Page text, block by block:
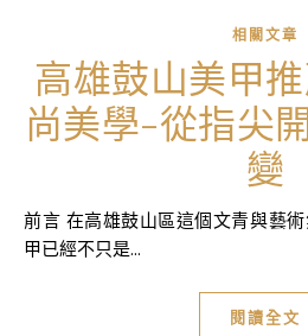
相關文章
高雄鼓山美甲
尚美學-從指尖
變
前言 在高雄鼓山區這個文青與藝術氣息交織的生活熱區，美
甲已經不只是...
閱讀全文